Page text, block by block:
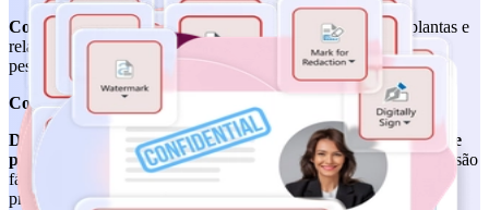
Converta, combine, edite e aplique OCR
em desenhos, plantas e
relatórios para manter a documentação do projeto precisa,
pesquisável e fácil de revisar e compartilhar entre equipes.
Construção e industrial
Digitalize registros em papel, organize desenhos e arquivos de
projeto,
e arquive a documentação emPDFs comprimidos
que são
fáceis de armazenar, acessar e compartilhar em todas as etapas do
projeto.